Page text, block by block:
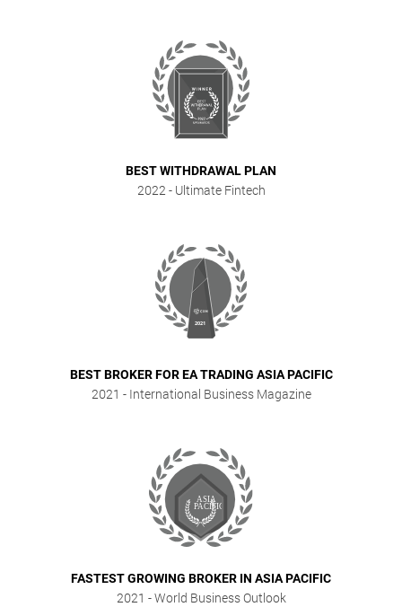
BEST WITHDRAWAL PLAN
2022 - Ultimate Fintech
BEST BROKER FOR EA TRADING ASIA PACIFIC
2021 - International Business Magazine
FASTEST GROWING BROKER IN ASIA PACIFIC
2021 - World Business Outlook